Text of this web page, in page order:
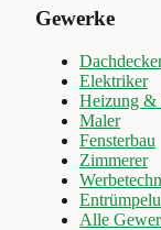
Gewerke
Elektriker
Heizung &
Maler
Fensterbau
Zimmerer
Alle